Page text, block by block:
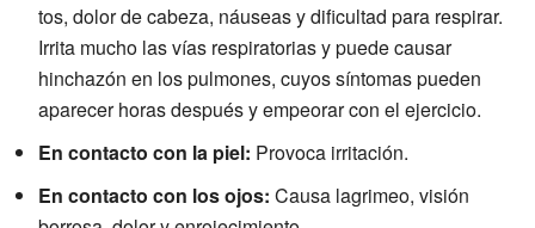
tos, dolor de cabeza, náuseas y dificultad para respirar.
Irrita mucho las vías respiratorias y puede causar
hinchazón en los pulmones, cuyos síntomas pueden
aparecer horas después y empeorar con el ejercicio.
En contacto con la piel: Provoca irritación.
En contacto con los ojos: Causa lagrimeo, visión